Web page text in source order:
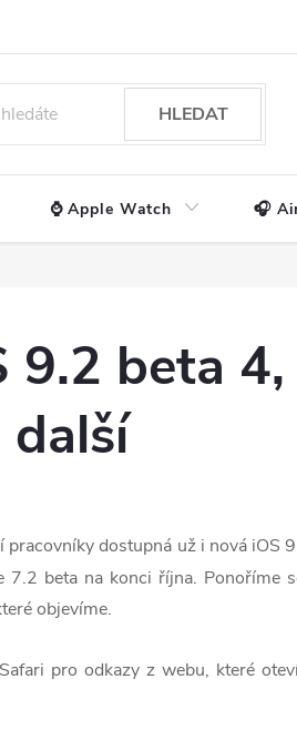
HLEDAT
⌚ Apple Watch 🎧
beta
dostupná už i nová iOS
beta na konci října. Ponoříme
objevíme.
pro odkazy z webu, které